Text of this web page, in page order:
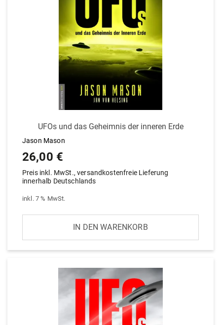
UFOs und das Geheimnis der inneren Erde
Jason Mason
26,00 €
Preis inkl. MwSt., versandkostenfreie Lieferung
innerhalb Deutschlands
inkl. 7 % MwSt.
IN DEN WARENKORB